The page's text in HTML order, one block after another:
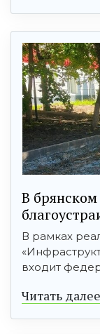
В
В рамках
входит
Читать далее